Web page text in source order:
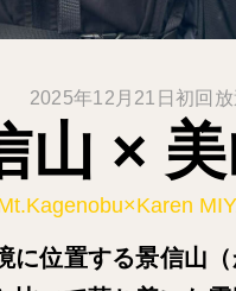
2025年12月21日初回放
山 ×
に位置する景信山（